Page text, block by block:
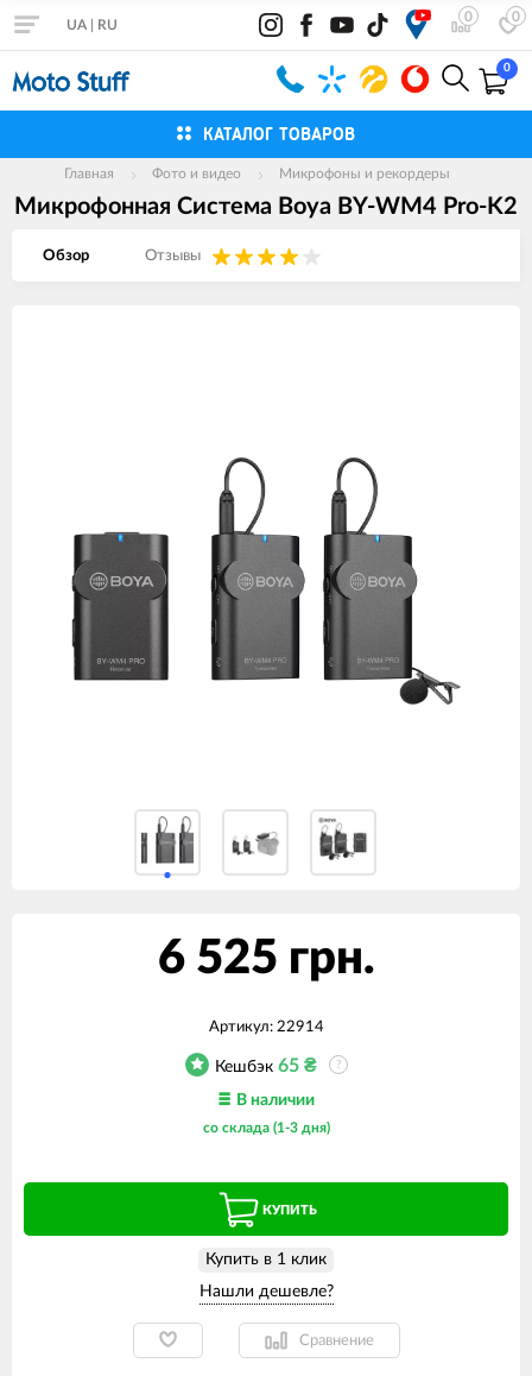
0 0
UA RU
0
КАТАЛОГ ТОВАРОВ
Главная Фото и видео Микрофоны и рекордеры
Микрофонная Система Boya BY-WM4 Pro-K2
Обзор Отзывы
6 525 грн.
Артикул: 22914
Кешбэк 65₴ ?
В наличии
со склада (1-3 дня)
КУПИТЬ
Купить в 1 клик
Сравнение